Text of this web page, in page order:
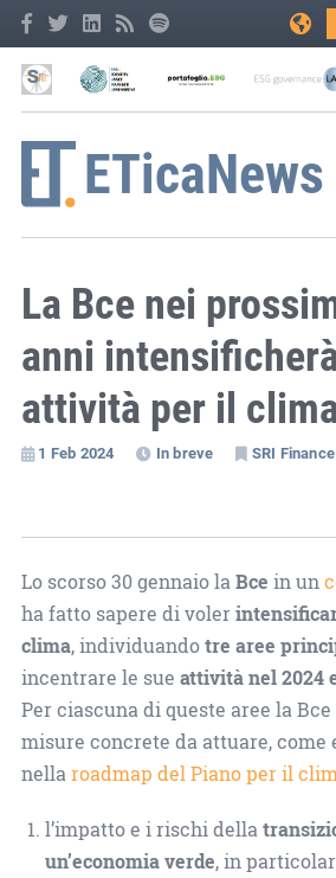
La Bce nei
anni
attività per il
1 Feb 2024 In breve SRI Finance
Lo scorso 30 gennaio laBce in un
ha fatto sapere di voler
clima, individuandotre aree
incentrare le sue attività nel 2024
Per ciascuna di queste aree la
misure concrete da attuare, come
nellaroadmap del Piano per il
l’impatto e i rischi della
un’economia verde, in